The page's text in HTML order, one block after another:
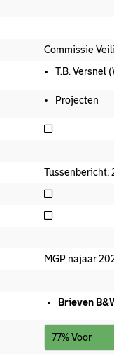
Commissie
T.B. Versnel
Projecten
Niet
Tussenbericht:
Niet
Niet afgedaan
MGP najaar
Brieven
77% Voor